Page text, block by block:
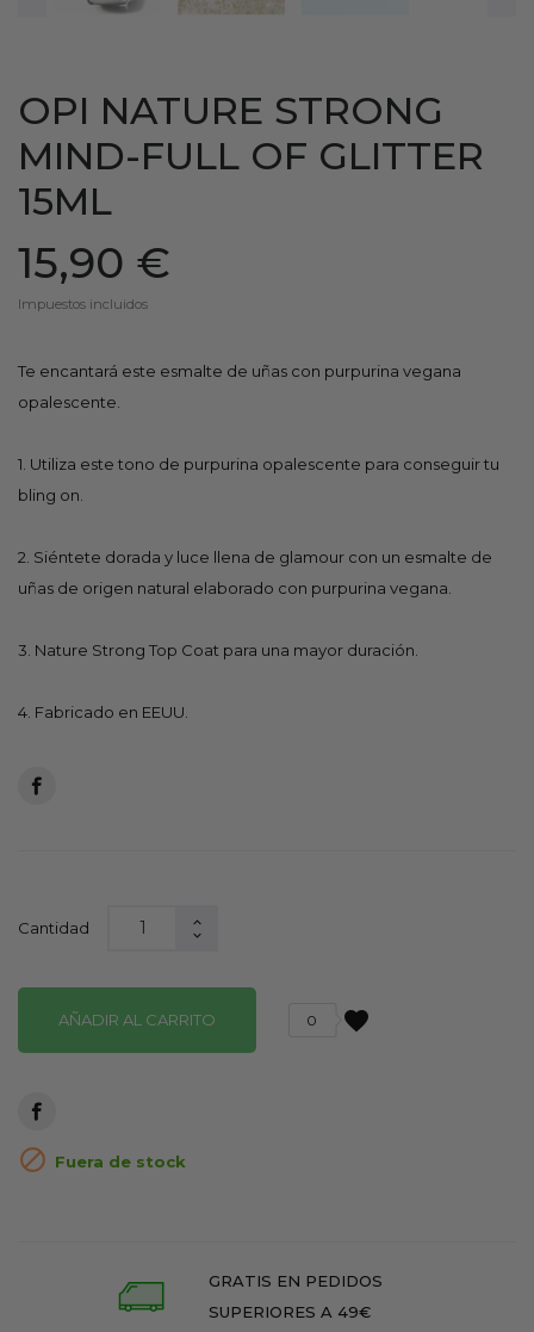
OPI NATURE STRONG
MIND-FULL OF GLITTER
15ML
15,90 €
Impuestos incluidos
Te encantará este esmalte de uñas con purpurina vegana
opalescente.
1. Utiliza este tono de purpurina opalescente para conseguir tu
bling on.
2. Siéntete dorada y luce llena de glamour con un esmalte de
uñas de origen natural elaborado con purpurina vegana.
3. Nature Strong Top Coat para una mayor duración.
4. Fabricado en EEUU.
Cantidad
AÑADIR AL CARRITO favorite
0
 Fuera de stock
GRATIS EN PEDIDOS
SUPERIORES A 49€